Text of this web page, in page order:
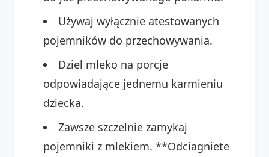
Używaj wyłącznie atestowanych
pojemników do przechowywania.
Dziel mleko na porcje
odpowiadające jednemu karmieniu
dziecka.
Zawsze szczelnie zamykaj
pojemniki z mlekiem. **Odciagniete